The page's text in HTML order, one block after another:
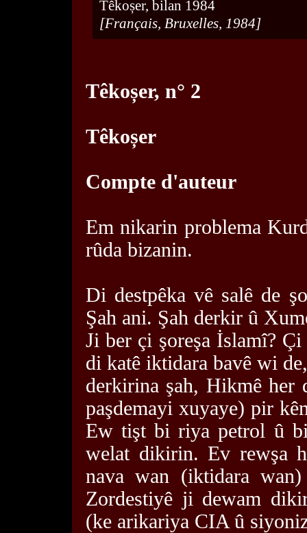
Têkoșer, bilan 1984
[Français, Bruxelles, 1984]
Têkoșer, n° 2
Têkoșer
Compte d'auteur
Em nikarin problema
rûda bizanin.
Di destpêka vê salê de
Şah ani. Şah derkir û
Ji ber çi şoreşa İslamî?
di katê iktidara bavê wi
derkirina şah, Hikmê her
paşdemayi xuyaye) pir
Ew tişt bi riya petrol û bi
welat dikirin. Ev rewşa
nava wan (iktidara
Zordestiyê ji dewam
(ke arikariya CIA û